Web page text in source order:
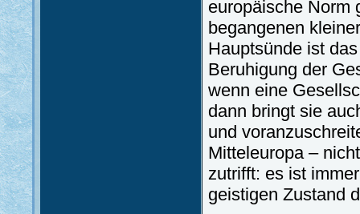
europäische Norm
begangenen
Hauptsünde ist
Beruhigung der
wenn eine
dann bringt sie
und
Mitteleuropa –
zutrifft: es ist
geistigen Zustand